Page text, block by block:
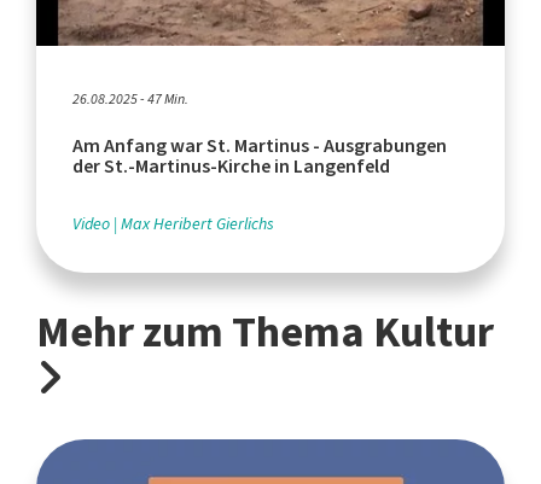
26.08.2025 - 47 Min.
Am Anfang war St. Martinus - Ausgrabungen
der St.-Martinus-Kirche in Langenfeld
Video Max Heribert Gierlichs
Mehr zum Thema Kultur